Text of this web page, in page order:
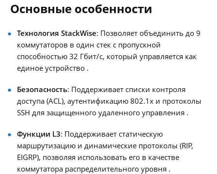
Основные особенности
Технология StackWise: Позволяет объединить до 9
коммутаторов в один стек с пропускной
способностью 32 Гбит/с, который управляется как
единое устройство .
Безопасность: Поддерживает списки контроля
доступа (ACL), аутентификацию 802.1x и протоколы
SSH для защищенного удаленного управления .
Функции L3: Поддерживает статическую
маршрутизацию и динамические протоколы (RIP,
EIGRP), позволяя использовать его в качестве
коммутатора распределительного уровня .